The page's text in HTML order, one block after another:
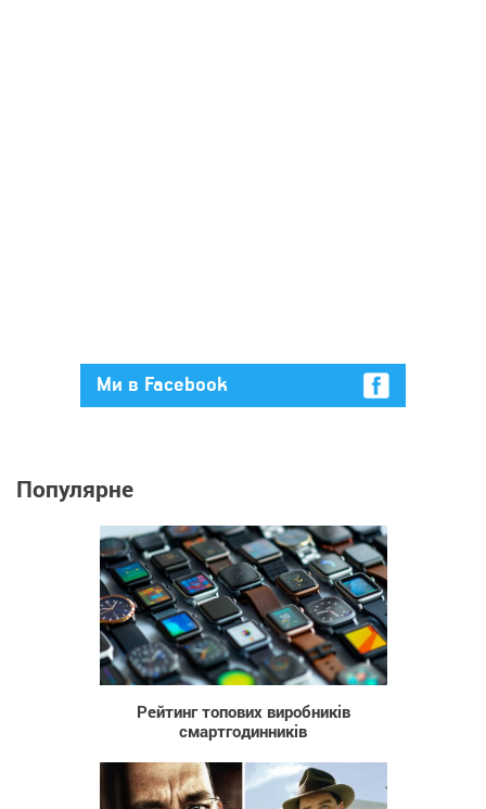
Ми в Facebook
Популярне
48
Рейтинг топових виробників
смартгодинників